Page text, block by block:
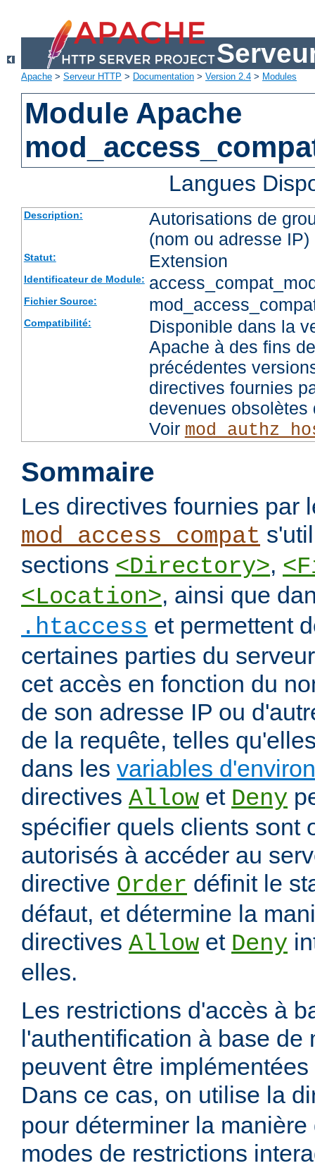
Apache > Serveur HTTP > Documentation > Version 2.4 > Modules
Module Apache
Langues
Description:
Autorisations de
(nom ou adresse IP)
Statut: Extension
Identificateur de Module:
Fichier Source:
Compatibilité:
Disponible dans la
Apache à des fins
précédentes
directives fournies
devenues
Voir
Sommaire
Les directives fournies par
mod_access_compat
sections <Directory>,
<Location>, ainsi que
.htaccess et permettent
certaines parties du
cet accès en fonction du
de son adresse IP ou
de la requête, telles
dans les variables
directives Allow et Deny
spécifier quels clients sont
autorisés à accéder au
directive Order définit le
défaut, et détermine la
directives Allow et Deny
elles.
Les restrictions d'accès à
l'authentification à base de
peuvent être
Dans ce cas, on utilise la
pour déterminer la
modes de restrictions